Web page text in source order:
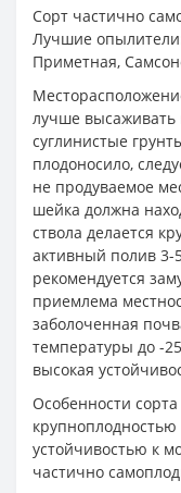
Сорт частично
Лучшие
Приметная,
лучше
суглинистые
плодоносило,
не продуваемое
шейка должна
ствола делается
активный полив 3-
рекомендуется
приемлема
заболоченная
температуры до -
высокая
Особенности
устойчивостью к
частично